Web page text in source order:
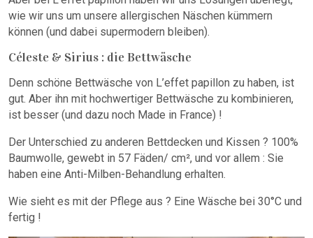
wie wir uns um unsere allergischen Näschen kümmern
können (und dabei supermodern bleiben).
Céleste & Sirius : die Bettwäsche
Denn schöne Bettwäsche von L’effet papillon zu haben, ist
gut. Aber ihn mit hochwertiger Bettwäsche zu kombinieren,
ist besser (und dazu noch Made in France) !
Der Unterschied zu anderen Bettdecken und Kissen ? 100%
Baumwolle, gewebt in 57 Fäden/ cm², und vor allem : Sie
haben eine Anti-Milben-Behandlung erhalten.
Wie sieht es mit der Pflege aus ? Eine Wäsche bei 30°C und
fertig !